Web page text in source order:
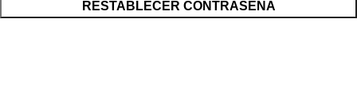
RESTABLECER CONTRASEÑA